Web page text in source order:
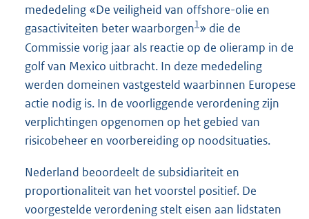
mededeling «De veiligheid van offshore-olie en
gasactiviteiten beter waarborgen1» die de
Commissie vorig jaar als reactie op de olieramp in de
golf van Mexico uitbracht. In deze mededeling
werden domeinen vastgesteld waarbinnen Europese
actie nodig is. In de voorliggende verordening zijn
verplichtingen opgenomen op het gebied van
risicobeheer en voorbereiding op noodsituaties.
Nederland beoordeelt de subsidiariteit en
proportionaliteit van het voorstel positief. De
voorgestelde verordening stelt eisen aan lidstaten